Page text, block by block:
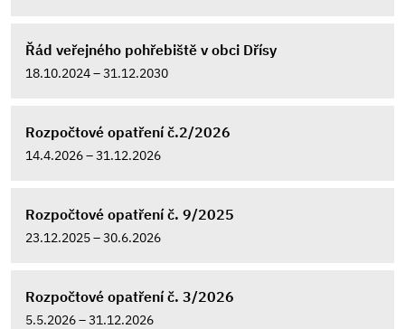
Řád veřejného pohřebiště v obci Dřísy
18.10.2024 – 31.12.2030
Rozpočtové opatření č.2/2026
14.4.2026 – 31.12.2026
Rozpočtové opatření č. 9/2025
23.12.2025 – 30.6.2026
Rozpočtové opatření č. 3/2026
5.5.2026 – 31.12.2026